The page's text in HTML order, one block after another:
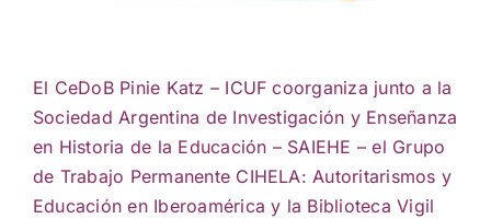
El CeDoB Pinie Katz – ICUF coorganiza junto a la
Sociedad Argentina de Investigación y Enseñanza
en Historia de la Educación – SAIEHE – el Grupo
de Trabajo Permanente CIHELA: Autoritarismos y
Educación en Iberoamérica y la Biblioteca Vigil